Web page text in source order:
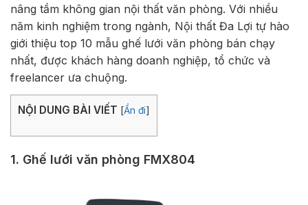
nâng tầm không gian nội thất văn phòng. Với nhiều
năm kinh nghiệm trong ngành, Nội thất Đa Lợi tự hào
giới thiệu top 10 mẫu ghế lưới văn phòng bán chạy
nhất, được khách hàng doanh nghiệp, tổ chức và
freelancer ưa chuộng.
NỘI DUNG BÀI VIẾT [Ẩn đi]
1. Ghế lưới văn phòng FMX804